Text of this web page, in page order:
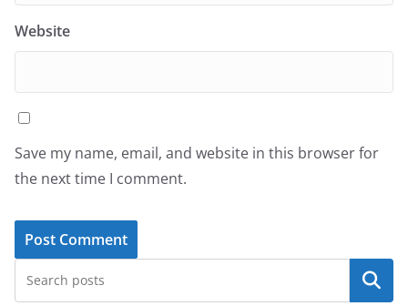
Website
Save my name, email, and website in this browser for
the next time I comment.
Search